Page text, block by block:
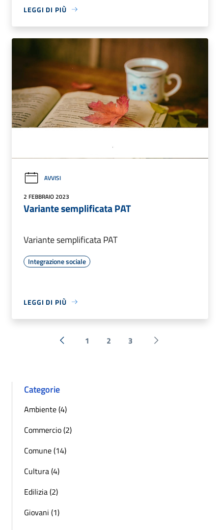
LEGGI DI PIÙ
AVVISI
2 FEBBRAIO 2023
Variante semplificata PAT
Variante semplificata PAT
Integrazione sociale
LEGGI DI PIÙ
« Precedente
1 2 3 Successiva »
Categorie
Ambiente (4)
Commercio (2)
Comune (14)
Cultura (4)
Edilizia (2)
Giovani (1)